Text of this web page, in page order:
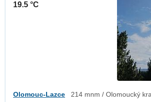
19.5 °C
Olomouc-Lazce 214 mnm / Olomoucký